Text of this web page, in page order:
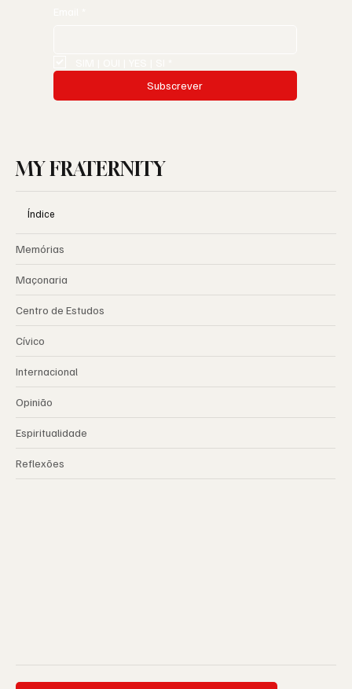
Subscrever
MY FRATERNITY
Índice
Memórias
Maçonaria
Centro de Estudos
Cívico
Internacional
Opinião
Espiritualidade
Reflexões